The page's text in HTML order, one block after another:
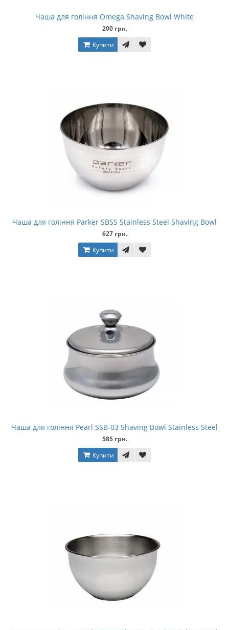
Чаша для гоління Omega Shaving Bowl White
200 грн.
Купити
Чаша для гоління Parker SBSS Stainless Steel Shaving Bowl
627 грн.
Купити
Чаша для гоління Pearl SSB-03 Shaving Bowl Stainless Steel
585 грн.
Купити